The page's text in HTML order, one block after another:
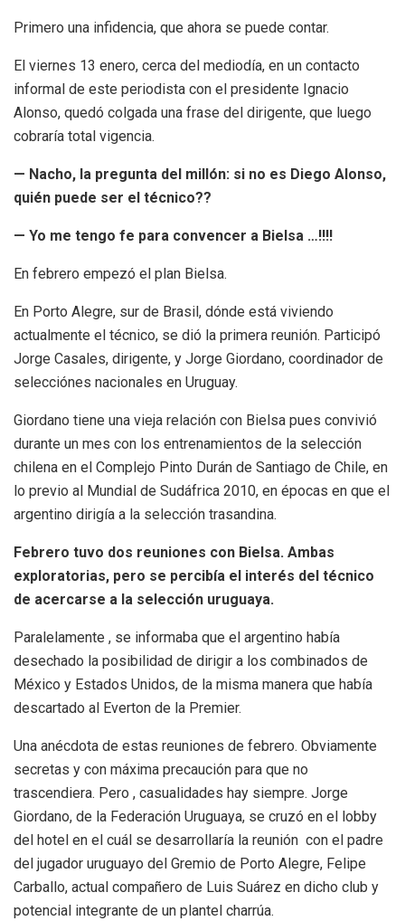
Primero una infidencia, que ahora se puede contar.
El viernes 13 enero, cerca del mediodía, en un contacto
informal de este periodista con el presidente Ignacio
Alonso, quedó colgada una frase del dirigente, que luego
cobraría total vigencia.
— Nacho, la pregunta del millón: si no es Diego Alonso,
quién puede ser el técnico??
— Yo me tengo fe para convencer a Bielsa …!!!!
En febrero empezó el plan Bielsa.
En Porto Alegre, sur de Brasil, dónde está viviendo
actualmente el técnico, se dió la primera reunión. Participó
Jorge Casales, dirigente, y Jorge Giordano, coordinador de
selecciónes nacionales en Uruguay.
Giordano tiene una vieja relación con Bielsa pues convivió
durante un mes con los entrenamientos de la selección
chilena en el Complejo Pinto Durán de Santiago de Chile, en
lo previo al Mundial de Sudáfrica 2010, en épocas en que el
argentino dirigía a la selección trasandina.
Febrero tuvo dos reuniones con Bielsa. Ambas
exploratorias, pero se percibía el interés del técnico
de acercarse a la selección uruguaya.
Paralelamente , se informaba que el argentino había
desechado la posibilidad de dirigir a los combinados de
México y Estados Unidos, de la misma manera que había
descartado al Everton de la Premier.
Una anécdota de estas reuniones de febrero. Obviamente
secretas y con máxima precaución para que no
trascendiera. Pero , casualidades hay siempre. Jorge
Giordano, de la Federación Uruguaya, se cruzó en el lobby
del hotel en el cuál se desarrollaría la reunión con el padre
del jugador uruguayo del Gremio de Porto Alegre, Felipe
Carballo, actual compañero de Luis Suárez en dicho club y
potencial integrante de un plantel charrúa.